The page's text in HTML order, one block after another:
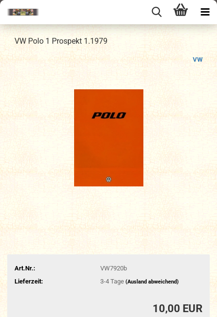
VW Polo 1 Prospekt 1.1979
VW
Art.Nr.:
VW7920b
Lieferzeit:
3-4 Tage (Ausland abweichend)
10,00 EUR